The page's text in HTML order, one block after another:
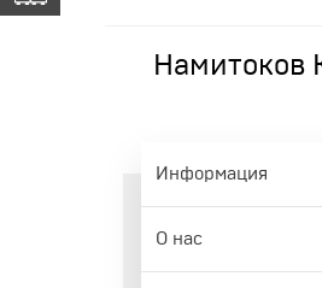
Намитоков
Информация
О нас